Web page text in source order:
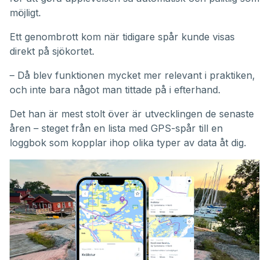
möjligt.
Ett genombrott kom när tidigare spår kunde visas
direkt på sjökortet.
– Då blev funktionen mycket mer relevant i praktiken,
och inte bara något man tittade på i efterhand.
Det han är mest stolt över är utvecklingen de senaste
åren – steget från en lista med GPS-spår till en
loggbok som kopplar ihop olika typer av data åt dig.